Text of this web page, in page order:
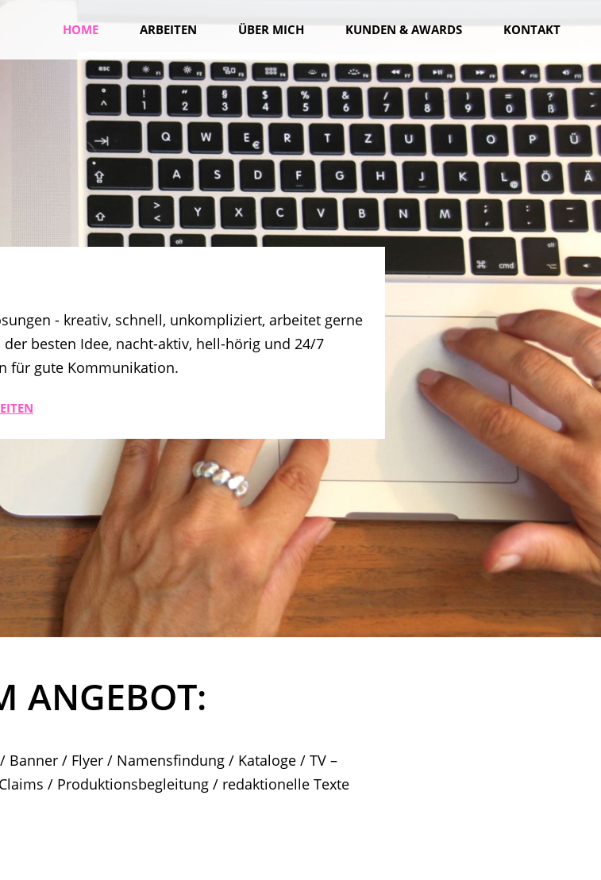
HOME ARBEITEN ÜBER MICH KUNDEN & AWARDS KONTAKT
- kreativ, schnell, unkompliziert, arbeitet gerne
besten Idee, nacht-aktiv, hell-hörig und 24/7
für gute Kommunikation.
ANGEBOT:
/ Flyer / Namensfindung / Kataloge / TV –
/ Produktionsbegleitung / redaktionelle Texte